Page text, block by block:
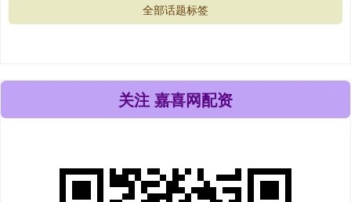
全部话题标签
关注 嘉喜网配资